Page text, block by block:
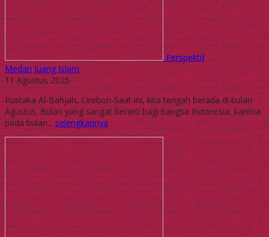
Perspektif
Medan Juang Islam
11 Agustus 2025
Pustaka Al-Bahjah, Cirebon-Saat ini, kita tengah berada di bulan
Agustus. Bulan yang sangat berarti bagi bangsa Indonesia, karena
pada bulan...selengkapnya